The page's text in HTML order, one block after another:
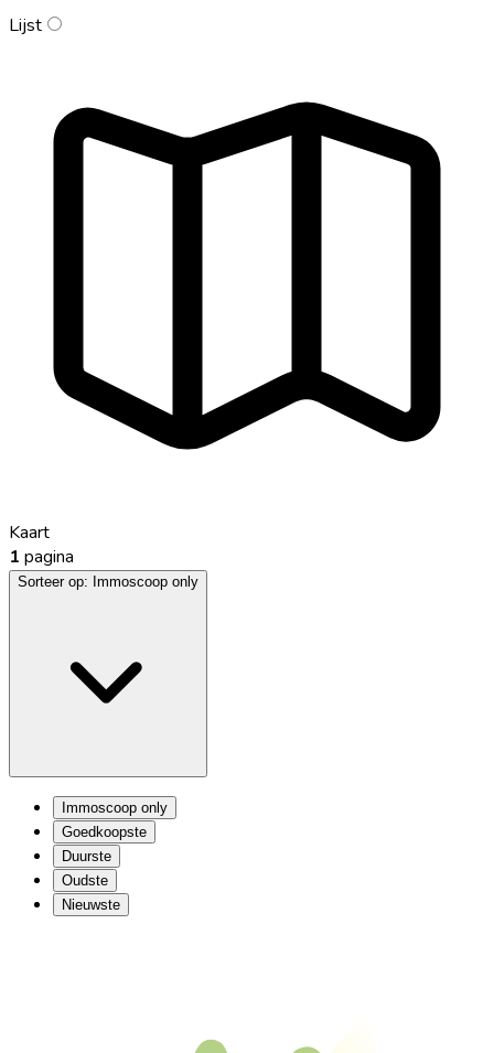
Lijst
Kaart
1 pagina
Sorteer op: Immoscoop only
Immoscoop only
Goedkoopste
Duurste
Oudste
Nieuwste